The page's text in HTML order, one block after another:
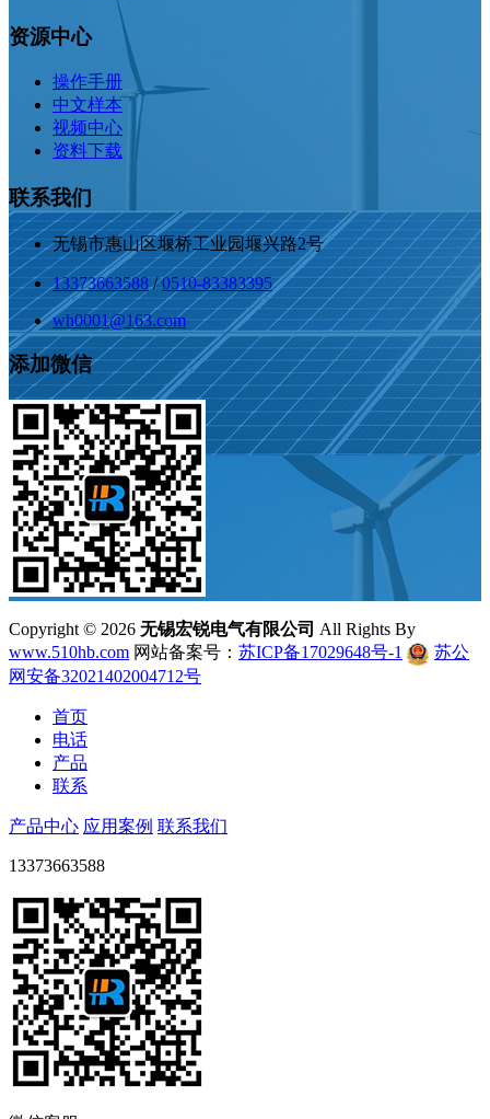
资源中心
操作手册
中文样本
视频中心
资料下载
联系我们
无锡市惠山区堰桥工业园堰兴路2号
13373663588/0510-83383395
wh0001@163.com
添加微信
Copyright © 2026 无锡宏锐电气有限公司 All Rights By
www.510hb.com 网站备案号： 苏ICP备17029648号-1
苏公
网安备32021402004712号
首页
电话
产品
联系
产品中心 应用案例 联系我们
13373663588